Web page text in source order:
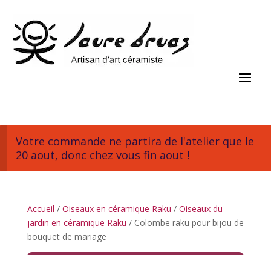
Votre commande ne partira de l'atelier que le
20 aout, donc chez vous fin aout !
Accueil / Oiseaux en céramique Raku / Oiseaux du
jardin en céramique Raku / Colombe raku pour bijou de
bouquet de mariage